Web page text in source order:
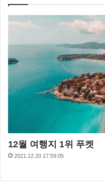
12월 여행지 1위 푸켓
2021.12.20 17:59:05